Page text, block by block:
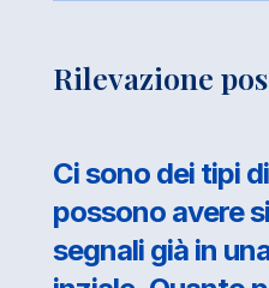
Rilevazione
Ci sono dei tipi
possono avere
segnali già in